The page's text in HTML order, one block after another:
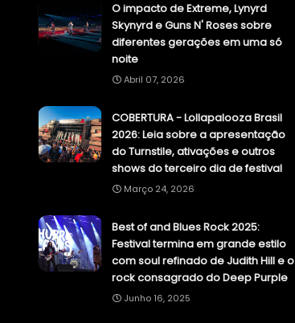
O impacto de Extreme, Lynyrd
Skynyrd e Guns N' Roses sobre
diferentes gerações em uma só
noite
Abril 07, 2026
COBERTURA - Lollapalooza Brasil
2026: Leia sobre a apresentação
do Turnstile, ativações e outros
shows do terceiro dia de festival
Março 24, 2026
Best of and Blues Rock 2025:
Festival termina em grande estilo
com soul refinado de Judith Hill e o
rock consagrado do Deep Purple
Junho 16, 2025